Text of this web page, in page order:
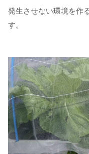
発生させない環境を作
す。